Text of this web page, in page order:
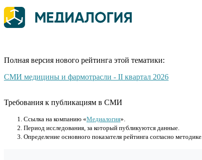
Полная версия нового рейтинга этой тематики:
СМИ медицины и фармотрасли - II квартал 2026
Требования к публикациям в СМИ
Cсылка на компанию «Медиалогия».
Период исследования, за который публикуются данные.
Определение основного показателя рейтинга согласно методике.